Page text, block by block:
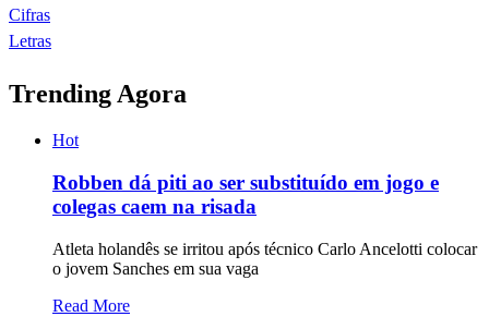
Cifras
Letras
Trending Agora
Hot
Robben dá piti ao ser substituído em jogo e
colegas caem na risada
Atleta holandês se irritou após técnico Carlo Ancelotti colocar
o jovem Sanches em sua vaga
Read More